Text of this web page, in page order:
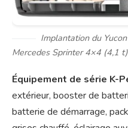
Implantation du
Mercedes Sprinter 4×4 (4,1 t)
Équipement de série K-
extérieur, booster de
batterie de démarrage,